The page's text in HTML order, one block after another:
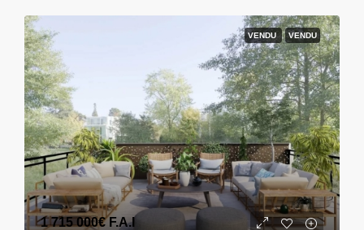
VENDU VENDU
1 715 000€F.A.I